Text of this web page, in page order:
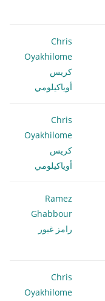
Chris
Oyakhilome
كريس
أوياكيلومي
Chris
Oyakhilome
كريس
أوياكيلومي
Ramez
Ghabbour
رامز غبور
Chris
Oyakhilome